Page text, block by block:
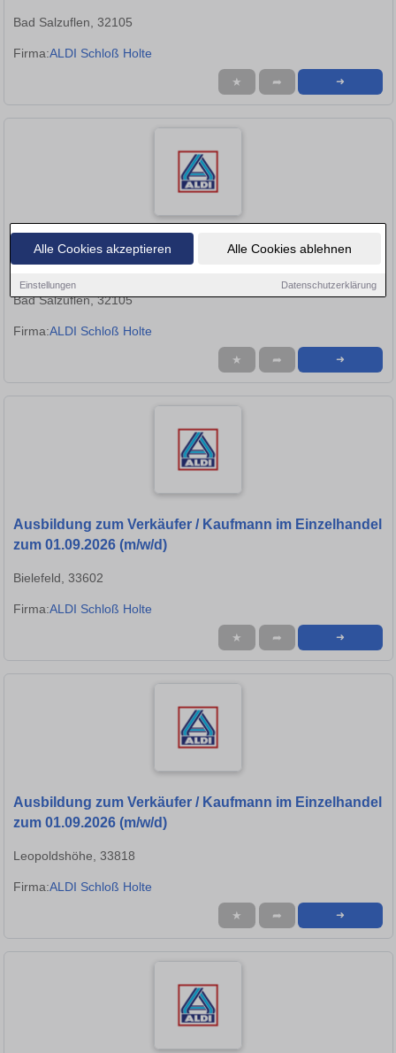
Alle Cookies akzeptieren Alle Cookies ablehnen
Einstellungen Datenschutzerklärung
Bad Salzuflen, 32105
Firma:ALDI Schloß Holte
★ ➦ ➜
Ausbildung zum Verkäufer / Kaufmann im Einzelhandel
zum 01.09.2026 (m/w/d)
Bad Salzuflen, 32105
Firma:ALDI Schloß Holte
★ ➦ ➜
Ausbildung zum Verkäufer / Kaufmann im Einzelhandel
zum 01.09.2026 (m/w/d)
Bielefeld, 33602
Firma:ALDI Schloß Holte
★ ➦ ➜
Ausbildung zum Verkäufer / Kaufmann im Einzelhandel
zum 01.09.2026 (m/w/d)
Leopoldshöhe, 33818
Firma:ALDI Schloß Holte
★ ➦ ➜